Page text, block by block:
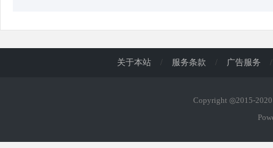
关于本站 / 服务条款 / 广告服务 /
Copyright ◎2015-